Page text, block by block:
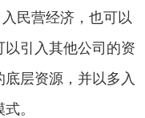
民营经济，也可以
引入其他公司的资
层资源，并以多入
。